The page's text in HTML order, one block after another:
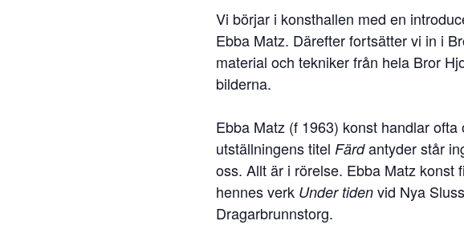
Vi börjar i konsthallen med en
Ebba Matz. Därefter fortsätter vi in i
material och tekniker från hela Bror
bilderna.
Ebba Matz (f 1963) konst handlar
utställningens titel Färdantyder står
oss. Allt är i rörelse. Ebba Matz konst
hennes verk Under tidenvid Nya
Dragarbrunnstorg.